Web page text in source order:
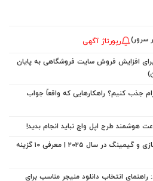
سرور) رپورتاژ آگهی
برای افزایش فروش سایت فروشگاهی به پایان
جذب کنیم؟ راهکارهایی که واقعاً جواب
مناسب‌ترین کارت گرافیک برای بازی و گیمینگ در سال ۲۰۲۵ | معرفی ۱۰ گزینه
راهنمای انتخاب دانلود منیجر مناسب برای